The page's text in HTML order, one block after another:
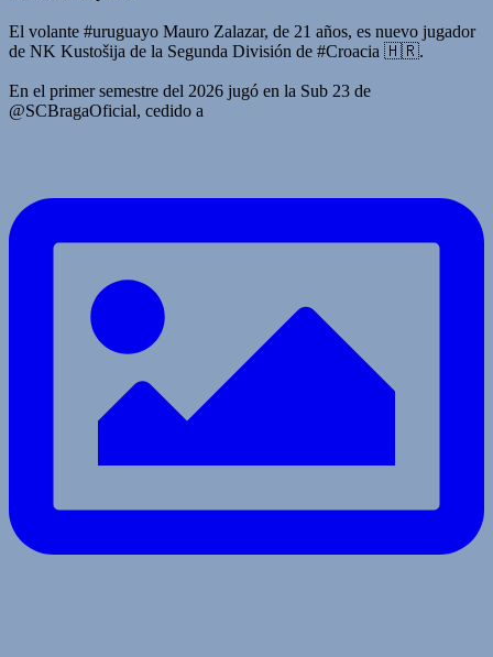
El volante #uruguayo Mauro Zalazar, de 21 años, es nuevo jugador
de NK Kustošija de la Segunda División de #Croacia 🇭🇷.
En el primer semestre del 2026 jugó en la Sub 23 de
@SCBragaOficial, cedido a